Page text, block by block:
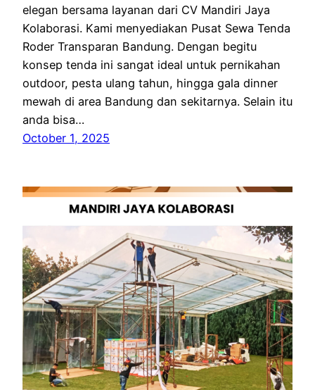
elegan bersama layanan dari CV Mandiri Jaya
Kolaborasi. Kami menyediakan Pusat Sewa Tenda
Roder Transparan Bandung. Dengan begitu
konsep tenda ini sangat ideal untuk pernikahan
outdoor, pesta ulang tahun, hingga gala dinner
mewah di area Bandung dan sekitarnya. Selain itu
anda bisa…
October 1, 2025